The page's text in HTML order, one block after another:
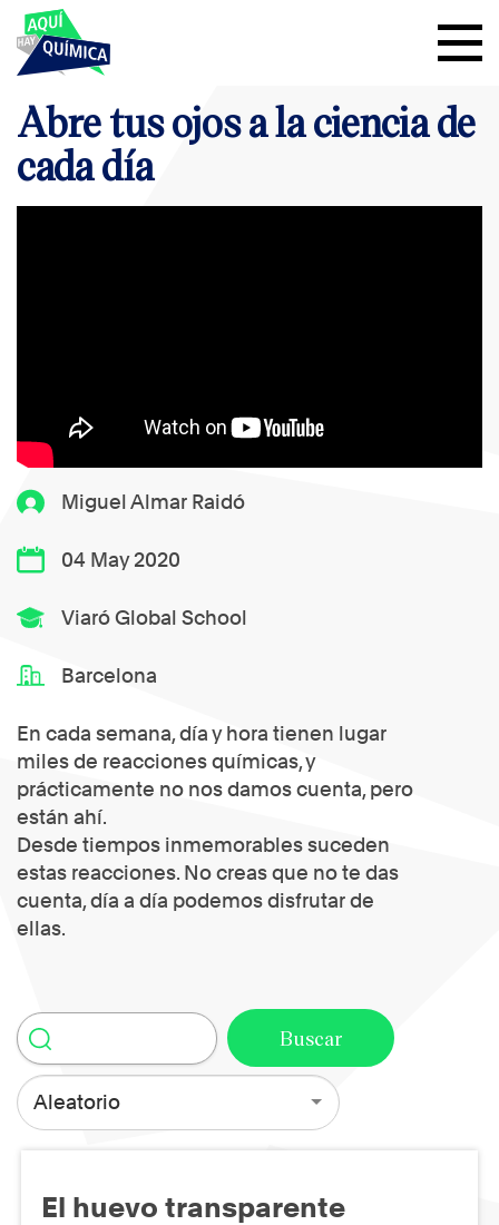
Miguel Almar Raidó
04 May 2020
Viaró Global School
Barcelona
En cada semana, día y hora tienen lugar
miles de reacciones químicas, y
prácticamente no nos damos cuenta, pero
están ahí.
Desde tiempos inmemorables suceden
estas reacciones. No creas que no te das
cuenta, día a día podemos disfrutar de
ellas.
Abre tus ojos a la ciencia de
cada día
Aleatorio
El huevo transparente